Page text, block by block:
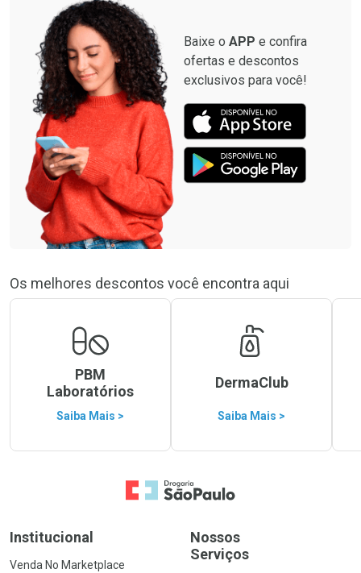
Baixe o APP e confira
ofertas e descontos
exclusivos para você!
Os melhores descontos você encontra aqui
PBM
Laboratórios
Saiba Mais >
DermaClub
Saiba Mais >
Ir para a Home
Institucional
Venda No Marketplace
Nossos
Serviços